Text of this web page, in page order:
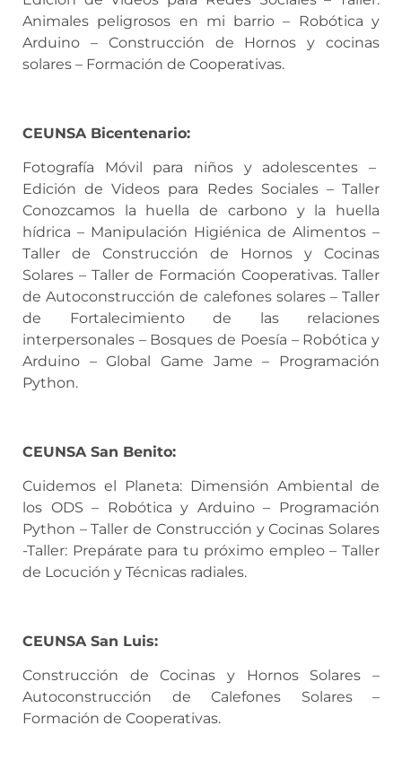
Animales peligrosos en mi barrio – Robótica y
Arduino – Construcción de Hornos y cocinas
solares – Formación de Cooperativas.
CEUNSA Bicentenario:
Fotografía Móvil para niños y adolescentes –
Edición de Videos para Redes Sociales – Taller
Conozcamos la huella de carbono y la huella
hídrica – Manipulación Higiénica de Alimentos –
Taller de Construcción de Hornos y Cocinas
Solares – Taller de Formación Cooperativas. Taller
de Autoconstrucción de calefones solares – Taller
de Fortalecimiento de las relaciones
interpersonales – Bosques de Poesía – Robótica y
Arduino – Global Game Jame – Programación
Python.
CEUNSA San Benito:
Cuidemos el Planeta: Dimensión Ambiental de
los ODS – Robótica y Arduino – Programación
Python – Taller de Construcción y Cocinas Solares
-Taller: Prepárate para tu próximo empleo – Taller
de Locución y Técnicas radiales.
CEUNSA San Luis:
Construcción de Cocinas y Hornos Solares –
Autoconstrucción de Calefones Solares –
Formación de Cooperativas.